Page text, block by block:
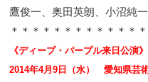
鷹俊一、奥田英朗、小沼純
＊＊＊＊＊＊＊＊＊＊＊＊
《ディープ・パープル来日公演》
2014年4月9日（水） 愛知県芸